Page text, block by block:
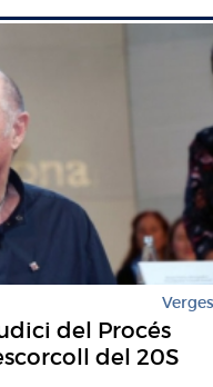
Verges
del Procés
del 20S